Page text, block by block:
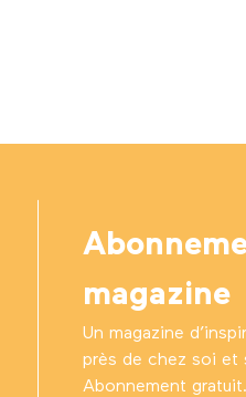
magazine
Un magazine
près de chez soi et
Abonnement gratuit.